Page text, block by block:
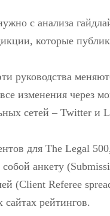
с анализа
которые
руководства
изменения через
сетей – Twitter и
для The Legal
собой анкету
(Client Referee
рейтингов.